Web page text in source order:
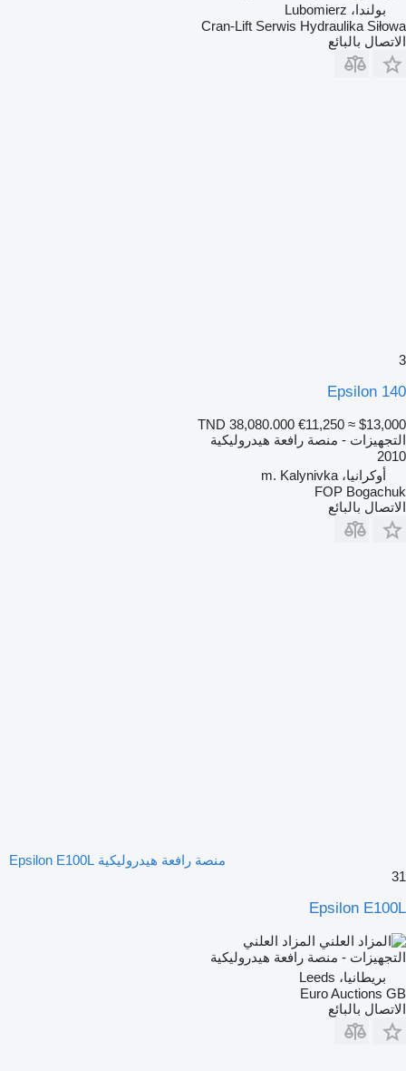
بولندا، Lubomierz
Cran-Lift Serwis Hydraulika Siłowa
الاتصال بالبائع
3
Epsilon 140
TND 38,080.000 €11,250 ≈ $13,000
التجهيزات - منصة رافعة هيدروليكية
2010
أوكرانيا، m. Kalynivka
FOP Bogachuk
الاتصال بالبائع
منصة رافعة هيدروليكية Epsilon E100L
31
Epsilon E100L
المزاد العلني
التجهيزات - منصة رافعة هيدروليكية
بريطانيا، Leeds
Euro Auctions GB
الاتصال بالبائع